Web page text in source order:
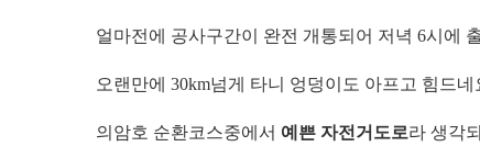
얼마전에 공사구간이 완전 개통되어 저녁 6시에
오랜만에 30km넘게 타니 엉덩이도 아프고 힘드네
의암호 순환코스중에서 예쁜 자전거도로라 생각